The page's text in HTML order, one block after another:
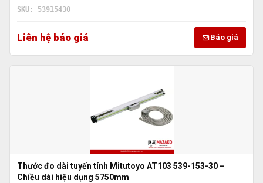
SKU: 53915430
Liên hệ báo giá Báo giá
Thước đo dài tuyến tính Mitutoyo AT103 539-153-30 –
Chiều dài hiệu dụng 5750mm